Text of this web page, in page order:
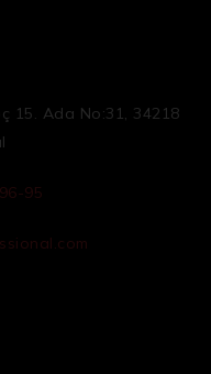
15. Ada No:31, 34218
95